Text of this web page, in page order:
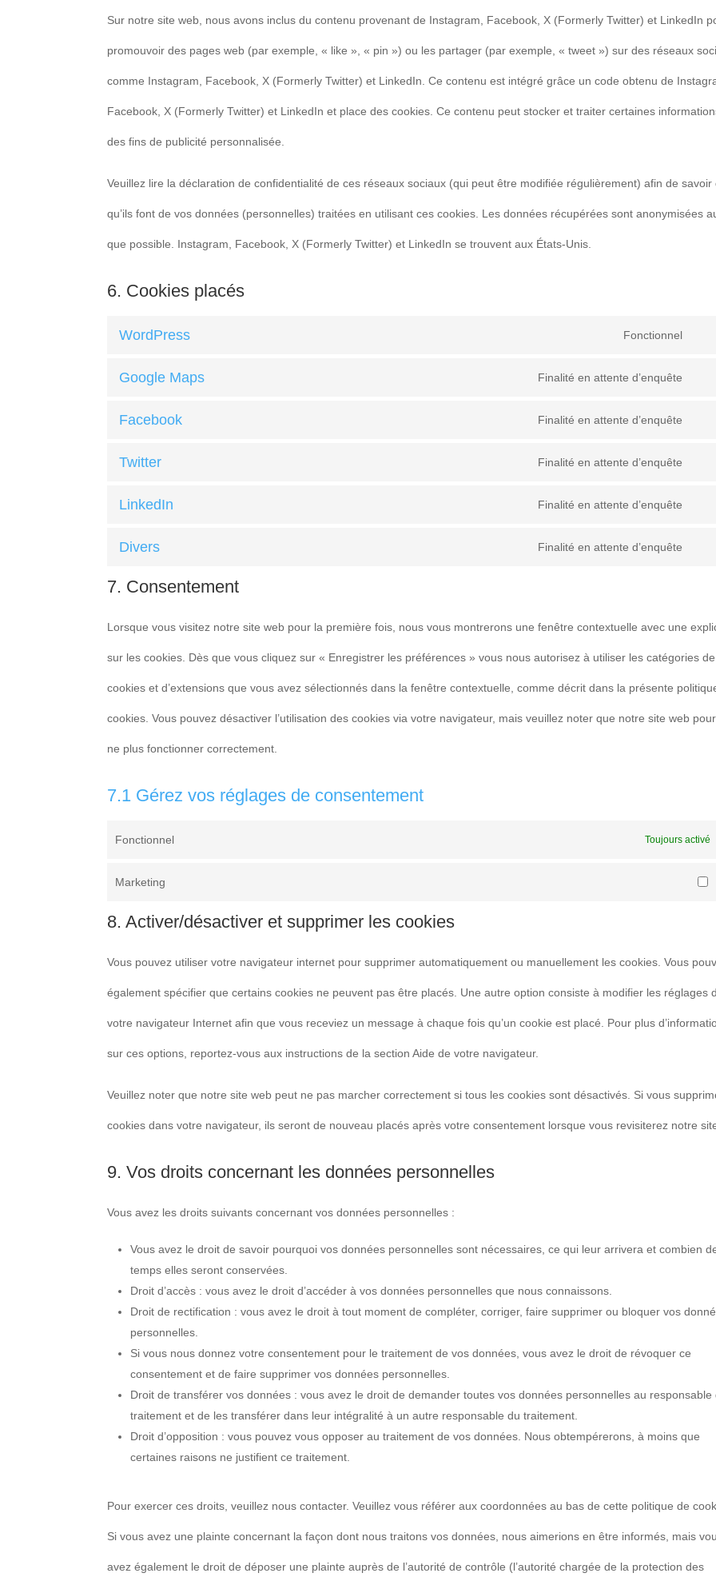
Sur notre site web, nous avons inclus du contenu provenant de Instagram, Facebook, X (Formerly Twitter) et LinkedIn
promouvoir des pages web (par exemple, « like », « pin ») ou les partager (par exemple, « tweet ») sur des réseaux
comme Instagram, Facebook, X (Formerly Twitter) et LinkedIn. Ce contenu est intégré grâce un code obtenu de
Facebook, X (Formerly Twitter) et LinkedIn et place des cookies. Ce contenu peut stocker et traiter certaines
des fins de publicité personnalisée.
Veuillez lire la déclaration de confidentialité de ces réseaux sociaux (qui peut être modifiée régulièrement) afin de savoir
qu’ils font de vos données (personnelles) traitées en utilisant ces cookies. Les données récupérées sont anonymisées
que possible. Instagram, Facebook, X (Formerly Twitter) et LinkedIn se trouvent aux États-Unis.
6. Cookies placés
WordPress
Fonctionnel
Google Maps
Finalité en attente d’enquête
Facebook
Finalité en attente d’enquête
Twitter
Finalité en attente d’enquête
LinkedIn
Finalité en attente d’enquête
Divers
Finalité en attente d’enquête
7. Consentement
Lorsque vous visitez notre site web pour la première fois, nous vous montrerons une fenêtre contextuelle avec une
sur les cookies. Dès que vous cliquez sur « Enregistrer les préférences » vous nous autorisez à utiliser les catégories de
cookies et d’extensions que vous avez sélectionnés dans la fenêtre contextuelle, comme décrit dans la présente
cookies. Vous pouvez désactiver l’utilisation des cookies via votre navigateur, mais veuillez noter que notre site web
ne plus fonctionner correctement.
7.1 Gérez vos réglages de consentement
Fonctionnel Toujours activé
Marketing
8. Activer/désactiver et supprimer les cookies
Vous pouvez utiliser votre navigateur internet pour supprimer automatiquement ou manuellement les cookies. Vous
également spécifier que certains cookies ne peuvent pas être placés. Une autre option consiste à modifier les réglages
votre navigateur Internet afin que vous receviez un message à chaque fois qu’un cookie est placé. Pour plus
sur ces options, reportez-vous aux instructions de la section Aide de votre navigateur.
Veuillez noter que notre site web peut ne pas marcher correctement si tous les cookies sont désactivés. Si vous
cookies dans votre navigateur, ils seront de nouveau placés après votre consentement lorsque vous revisiterez notre
9. Vos droits concernant les données personnelles
Vous avez les droits suivants concernant vos données personnelles :
Vous avez le droit de savoir pourquoi vos données personnelles sont nécessaires, ce qui leur arrivera et combien
temps elles seront conservées.
Droit d’accès : vous avez le droit d’accéder à vos données personnelles que nous connaissons.
Droit de rectification : vous avez le droit à tout moment de compléter, corriger, faire supprimer ou bloquer vos
personnelles.
Si vous nous donnez votre consentement pour le traitement de vos données, vous avez le droit de révoquer ce
consentement et de faire supprimer vos données personnelles.
Droit de transférer vos données : vous avez le droit de demander toutes vos données personnelles au responsable
traitement et de les transférer dans leur intégralité à un autre responsable du traitement.
Droit d’opposition : vous pouvez vous opposer au traitement de vos données. Nous obtempérerons, à moins que
certaines raisons ne justifient ce traitement.
Pour exercer ces droits, veuillez nous contacter. Veuillez vous référer aux coordonnées au bas de cette politique de
Si vous avez une plainte concernant la façon dont nous traitons vos données, nous aimerions en être informés, mais
avez également le droit de déposer une plainte auprès de l’autorité de contrôle (l’autorité chargée de la protection des